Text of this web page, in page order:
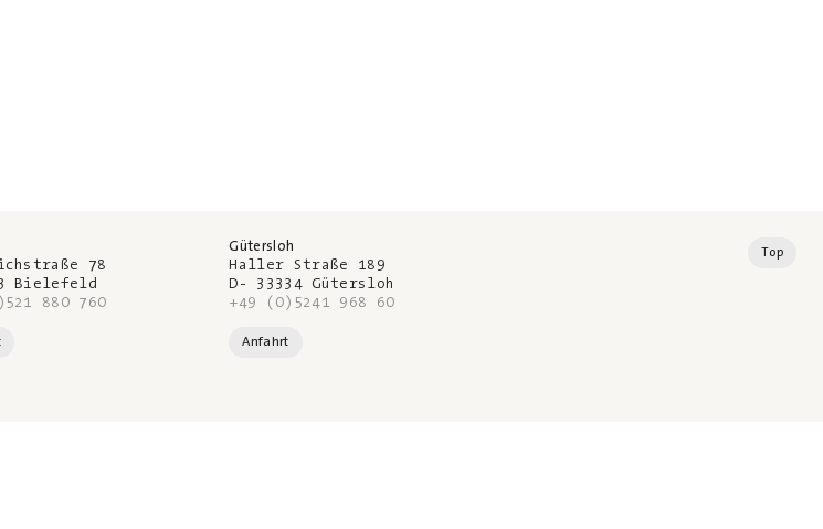
78
Bielefeld
880 760
Gütersloh
Haller Straße 189
D- 33334 Gütersloh
+49 (0)5241 968 60
Anfahrt
Top